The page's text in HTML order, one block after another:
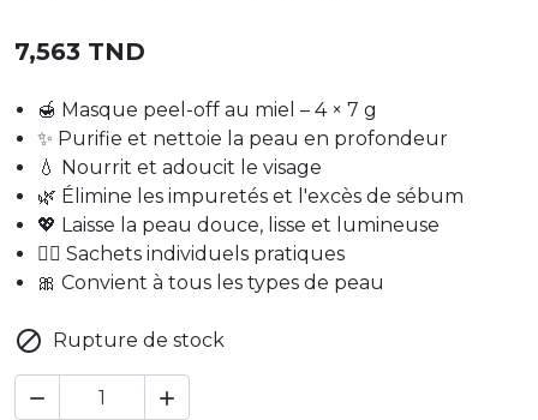
7,563 TND
🍯 Masque peel-off au miel – 4 × 7 g
✨ Purifie et nettoie la peau en profondeur
💧 Nourrit et adoucit le visage
🌿 Élimine les impuretés et l'excès de sébum
💖 Laisse la peau douce, lisse et lumineuse
🧖‍♀️ Sachets individuels pratiques
🎀 Convient à tous les types de peau
 Rupture de stock
 